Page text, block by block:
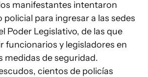
manifestantes intentaron
para ingresar a las sedes
Poder Legislativo, de las que
funcionarios y legisladores en
medidas de seguridad.
cientos de policías